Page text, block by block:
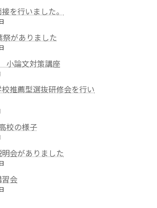
を行いました。
祭がありました
小論文対策講座
推薦型選抜研修会を行い
校の様子
会がありました
習会